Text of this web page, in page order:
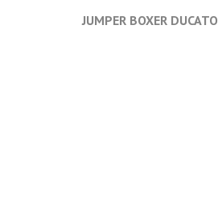
JUMPER BOXER DUCATO